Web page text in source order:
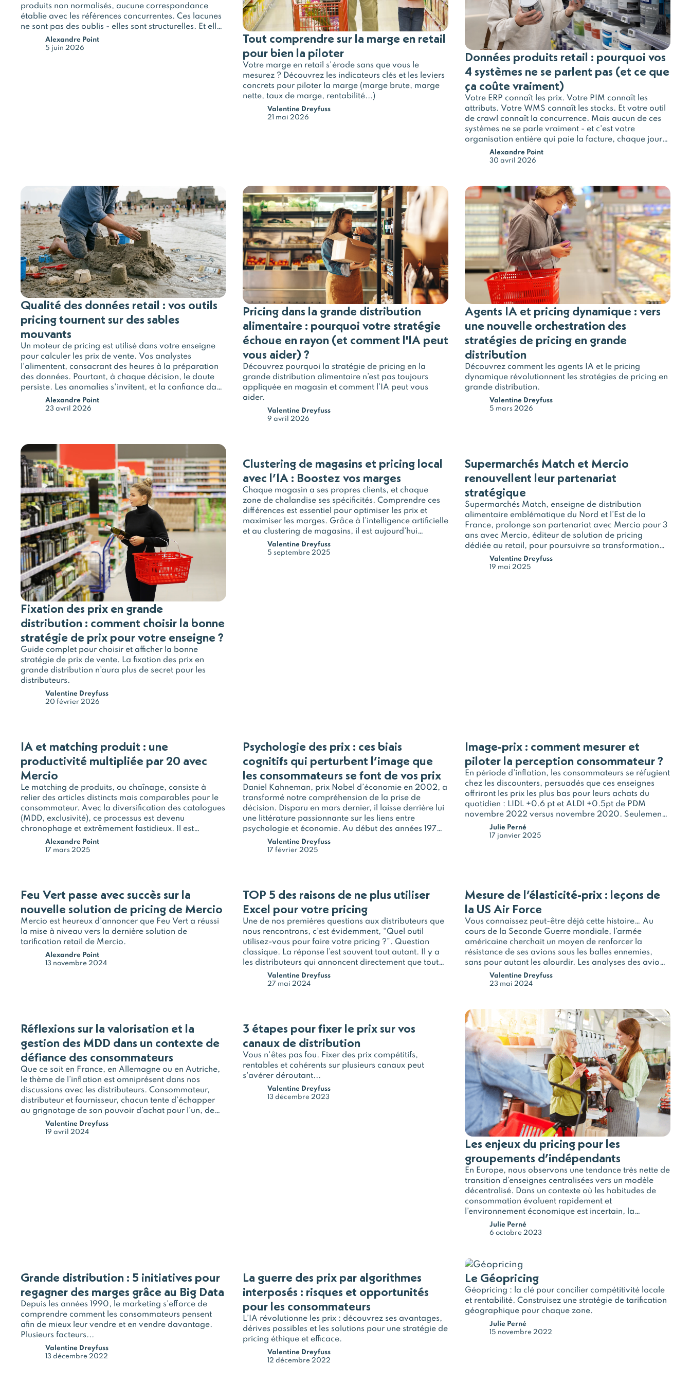
produits non normalisés, aucune correspondance
établie avec les références concurrentes. Ces lacunes
ne sont pas des oublis - elles sont structurelles. Et elles
ont un impact direct sur la qualité de vos décisions
pricing, merchandising et assortiment.
Alexandre Point
5 juin 2026
Tout comprendre sur la marge en retail
pour bien la piloter
Votre marge en retail s'érode sans que vous le
mesurez ? Découvrez les indicateurs clés et les leviers
concrets pour piloter la marge (marge brute, marge
nette, taux de marge, rentabilité...)
Valentine Dreyfuss
21 mai 2026
Données produits retail : pourquoi vos
4 systèmes ne se parlent pas (et ce que
ça coûte vraiment)
Votre ERP connaît les prix. Votre PIM connaît les
attributs. Votre WMS connaît les stocks. Et votre outil
de crawl connaît la concurrence. Mais aucun de ces
systèmes ne se parle vraiment - et c'est votre
organisation entière qui paie la facture, chaque jour,
en heures perdues et en décisions prises sur des bases
incomplètes.
Alexandre Point
30 avril 2026
Qualité des données retail : vos outils
pricing tournent sur des sables
mouvants
Un moteur de pricing est utilisé dans votre enseigne
pour calculer les prix de vente. Vos analystes
l'alimentent, consacrant des heures à la préparation
des données. Pourtant, à chaque décision, le doute
persiste. Les anomalies s'invitent, et la confiance dans
les chiffres s'effrite. Le coupable n'est pas votre outil,
mais bien l'édifice sur lequel il repose : la fondation de
Alexandre Point
23 avril 2026
Pricing dans la grande distribution
alimentaire : pourquoi votre stratégie
échoue en rayon (et comment l'IA peut
vous aider) ?
Découvrez pourquoi la stratégie de pricing en la
grande distribution alimentaire n’est pas toujours
appliquée en magasin et comment l’IA peut vous
aider.
Valentine Dreyfuss
9 avril 2026
Agents IA et pricing dynamique : vers
une nouvelle orchestration des
stratégies de pricing en grande
distribution
Découvrez comment les agents IA et le pricing
dynamique révolutionnent les stratégies de pricing en
grande distribution.
Valentine Dreyfuss
5 mars 2026
Fixation des prix en grande
distribution : comment choisir la bonne
stratégie de prix pour votre enseigne ?
Guide complet pour choisir et afficher la bonne
stratégie de prix de vente. La fixation des prix en
grande distribution n’aura plus de secret pour les
distributeurs.
Valentine Dreyfuss
20 février 2026
Clustering de magasins et pricing local
avec l’IA : Boostez vos marges
Chaque magasin a ses propres clients, et chaque
zone de chalandise ses spécificités. Comprendre ces
différences est essentiel pour optimiser les prix et
maximiser les marges. Grâce à l’intelligence artificielle
et au clustering de magasins, il est aujourd’hui
possible de mettre en place un pricing local précis et
scalable. Pourquoi…
Valentine Dreyfuss
5 septembre 2025
Supermarchés Match et Mercio
renouvellent leur partenariat
stratégique
Supermarchés Match, enseigne de distribution
alimentaire emblématique du Nord et l’Est de la
France, prolonge son partenariat avec Mercio pour 3
ans avec Mercio, éditeur de solution de pricing
dédiée au retail, pour poursuivre sa transformation
stratégique sur le pricing.Depuis 2022,…
Valentine Dreyfuss
19 mai 2025
IA et matching produit : une
productivité multipliée par 20 avec
Mercio
Le matching de produits, ou chaînage, consiste à
relier des articles distincts mais comparables pour le
consommateur. Avec la diversification des catalogues
(MDD, exclusivité), ce processus est devenu
chronophage et extrêmement fastidieux. Il est
pourtant indispensable pour analyser la concurrence
et ajuster les prix. L’analyse sémantique et l’IA
Alexandre Point
17 mars 2025
Psychologie des prix : ces biais
cognitifs qui perturbent l’image que
les consommateurs se font de vos prix
Daniel Kahneman, prix Nobel d’économie en 2002, a
transformé notre compréhension de la prise de
décision. Disparu en mars dernier, il laisse derrière lui
une littérature passionnante sur les liens entre
psychologie et économie. Au début des années 1970,
il a introduit avec Amos Tversky le concept de biais
cognitifs.…
Valentine Dreyfuss
17 février 2025
Image-prix : comment mesurer et
piloter la perception consommateur ?
En période d’inflation, les consommateurs se réfugient
chez les discounters, persuadés que ces enseignes
offriront les prix les plus bas pour leurs achats du
quotidien : LIDL +0.6 pt et ALDI +0.5pt de PDM
novembre 2022 versus novembre 2020. Seulement,
cette intuition ne tient pas devant la récente étude
Julie Perné
17 janvier 2025
Feu Vert passe avec succès sur la
nouvelle solution de pricing de Mercio
Mercio est heureux d'annoncer que Feu Vert a réussi
la mise à niveau vers la dernière solution de
tarification retail de Mercio.
Alexandre Point
13 novembre 2024
TOP 5 des raisons de ne plus utiliser
Excel pour votre pricing
Une de nos premières questions aux distributeurs que
nous rencontrons, c’est évidemment, “Quel outil
utilisez-vous pour faire votre pricing ?”. Question
classique. La réponse l’est souvent tout autant. Il y a
les distributeurs qui annoncent directement que tout
se passe sur Excel. Et puis il y a ceux qui disent…
Valentine Dreyfuss
27 mai 2024
Mesure de l’élasticité-prix : leçons de
la US Air Force
Vous connaissez peut-être déjà cette histoire… Au
cours de la Seconde Guerre mondiale, l’armée
américaine cherchait un moyen de renforcer la
résistance de ses avions sous les balles ennemies,
sans pour autant les alourdir. Les analyses des avions
revenus des combats ont montré des impacts
concentrés sur le bout des…
Valentine Dreyfuss
23 mai 2024
Réflexions sur la valorisation et la
gestion des MDD dans un contexte de
défiance des consommateurs
Que ce soit en France, en Allemagne ou en Autriche,
le thème de l’inflation est omniprésent dans nos
discussions avec les distributeurs. Consommateur,
distributeur et fournisseur, chacun tente d’échapper
au grignotage de son pouvoir d’achat pour l’un, de
son attractivité pour l’autre ou de ses marges pour le
troisième. Et…
Valentine Dreyfuss
19 avril 2024
3 étapes pour fixer le prix sur vos
canaux de distribution
Vous n'êtes pas fou. Fixer des prix compétitifs,
rentables et cohérents sur plusieurs canaux peut
s'avérer déroutant...
Valentine Dreyfuss
13 décembre 2023
Les enjeux du pricing pour les
groupements d’indépendants
En Europe, nous observons une tendance très nette de
transition d’enseignes centralisées vers un modèle
décentralisé. Dans un contexte où les habitudes de
consommation évoluent rapidement et
l’environnement économique est incertain, la
rentabilité et la flexibilité offertes par ce modèle sont
de véritables atouts. En particulier sur les marchés
Julie Perné
6 octobre 2023
Grande distribution : 5 initiatives pour
regagner des marges grâce au Big Data
Depuis les années 1990, le marketing s'efforce de
comprendre comment les consommateurs pensent
afin de mieux leur vendre et en vendre davantage.
Plusieurs facteurs...
Valentine Dreyfuss
13 décembre 2022
La guerre des prix par algorithmes
interposés : risques et opportunités
pour les consommateurs
L’IA révolutionne les prix : découvrez ses avantages,
dérives possibles et les solutions pour une stratégie de
pricing éthique et efficace.
Valentine Dreyfuss
12 décembre 2022
Le Géopricing
Géopricing : la clé pour concilier compétitivité locale
et rentabilité. Construisez une stratégie de tarification
géographique pour chaque zone.
Julie Perné
15 novembre 2022